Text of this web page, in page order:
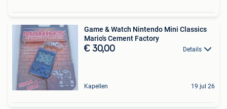
Game & Watch Nintendo Mini Classics
Mario's Cement Factory
€ 30,00 Details
Kapellen 19 jul 26